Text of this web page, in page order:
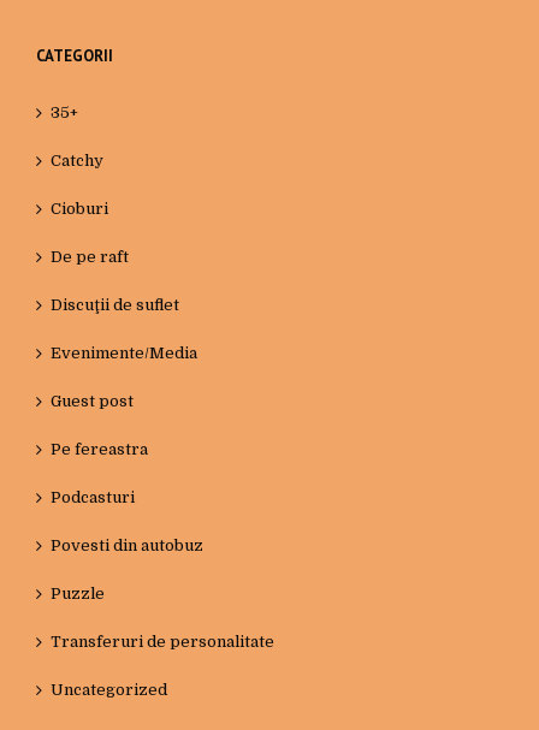
CATEGORII
35+
Catchy
Cioburi
De pe raft
Discuţii de suflet
Evenimente/Media
Guest post
Pe fereastra
Podcasturi
Povesti din autobuz
Puzzle
Transferuri de personalitate
Uncategorized